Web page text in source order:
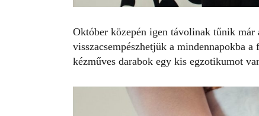
Október közepén igen távolinak tűnik
visszacsempészhetjük a mindennapokba
kézműves darabok egy kis egzotikumot